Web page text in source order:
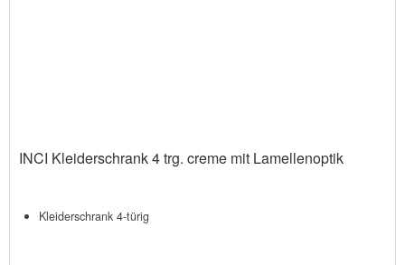
INCI Kleiderschrank 4 trg. creme mit Lamellenoptik
Kleiderschrank 4-türig